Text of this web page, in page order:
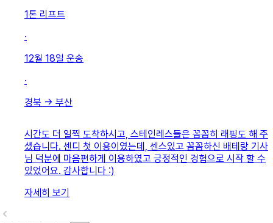
1톤 리프트
·
12월 18일 운송
·
경북 → 부산
시간도 더 일찍 도착하시고, 스테인레스들은 꼼꼼히 래핑도 해 주
셨습니다. 센디 첫 이용이였는데, 센스있고 꼼꼼하신 배테랑 기사
님 덕분에 마음편하게 이용하였고 긍정적인 경험으로 시작 할 수
있었어요. 감사합니다 :)
자세히 보기